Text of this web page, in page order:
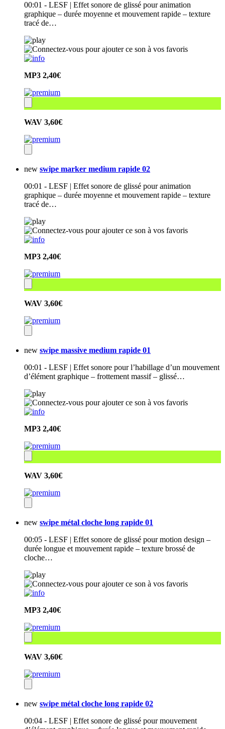
00:01 - LESF | Effet sonore de glissé pour animation
graphique – durée moyenne et mouvement rapide – texture
tracé de…
MP3 2,40€
WAV 3,60€
new swipe marker medium rapide 02
00:01 - LESF | Effet sonore de glissé pour animation
graphique – durée moyenne et mouvement rapide – texture
tracé de…
MP3 2,40€
WAV 3,60€
new swipe massive medium rapide 01
00:01 - LESF | Effet sonore pour l’habillage d’un mouvement
d’élément graphique – frottement massif – glissé…
MP3 2,40€
WAV 3,60€
new swipe métal cloche long rapide 01
00:05 - LESF | Effet sonore de glissé pour motion design –
durée longue et mouvement rapide – texture brossé de
cloche…
MP3 2,40€
WAV 3,60€
new swipe métal cloche long rapide 02
00:04 - LESF | Effet sonore de glissé pour mouvement